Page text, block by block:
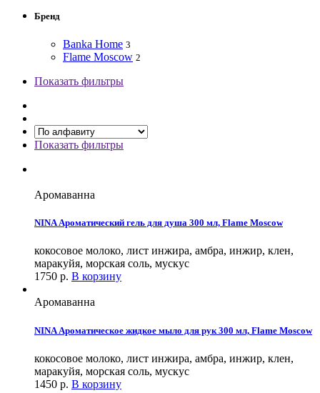
Бренд
Banka Home 3
Flame Moscow 2
Показать фильтры
Показать фильтры
Аромаванна
NINA Ароматический гель для душа 300 мл, Flame Moscow
кокосовое молоко, лист инжира, амбра, инжир, клен,
маракуйя, морская соль, мускус
1750 р. В корзину
Аромаванна
NINA Ароматическое жидкое мыло для рук 300 мл, Flame Moscow
кокосовое молоко, лист инжира, амбра, инжир, клен,
маракуйя, морская соль, мускус
1450 р. В корзину